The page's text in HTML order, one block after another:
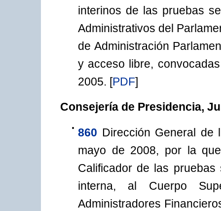
interinos de las pruebas
Administrativos del
de Administración
y acceso libre,
2005. [PDF]
Consejería de Presidencia,
860 Dirección General de
mayo de 2008, por la
Calificador de las
interna, al Cuerpo
Administradores